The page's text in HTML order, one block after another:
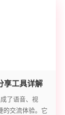
享工具详解
了语音、视
的交流体验。它